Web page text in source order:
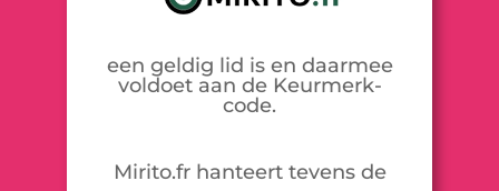
een geldig lid is en daarmee
voldoet aan de Keurmerk-
code.
Mirito.fr hanteert tevens de